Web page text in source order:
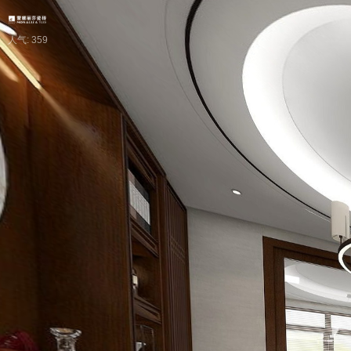
人气: 359